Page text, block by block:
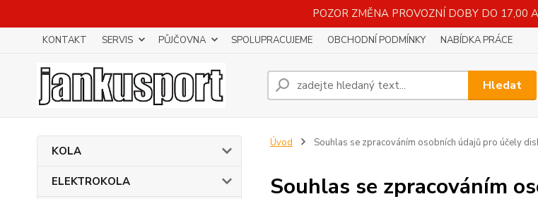
POZOR ZMĚNA PROVOZNÍ DOBY DO 17,00
KONTAKT SERVIS PŮJČOVNA SPOLUPRACUJEME OBCHODNÍ PODMÍNKY NABÍDKA PRÁCE
Hledat
KOLA
ELEKTROKOLA
Úvod Souhlas se zpracováním osobních údajů pro účely
Souhlas se zpracováním